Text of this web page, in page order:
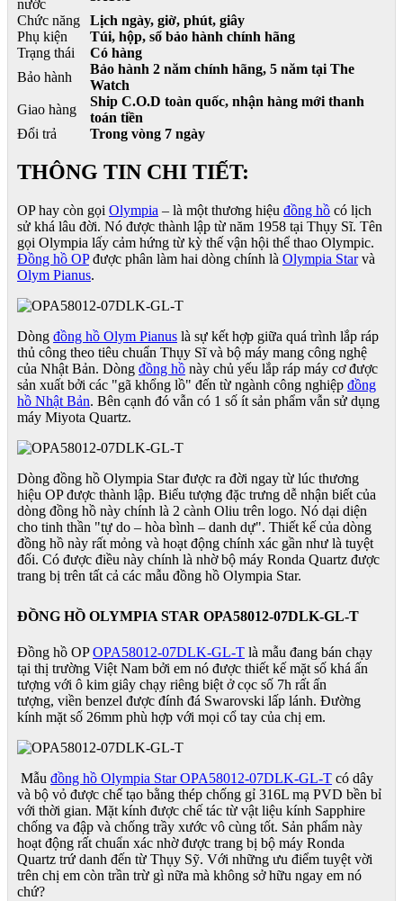
nước
Chức năng
Lịch ngày, giờ, phút, giây
Phụ kiện
Túi, hộp, sổ bảo hành chính hãng
Trạng thái
Có hàng
Bảo hành
Bảo hành 2 năm chính hãng, 5 năm tại The
Watch
Giao hàng
Ship C.O.D toàn quốc, nhận hàng mới thanh
toán tiền
Đổi trả
Trong vòng 7 ngày
THÔNG TIN CHI TIẾT:
OP hay còn gọi Olympia – là một thương hiệu đồng hồ có lịch
sử khá lâu đời. Nó được thành lập từ năm 1958 tại Thụy Sĩ. Tên
gọi Olympia lấy cảm hứng từ kỳ thế vận hội thể thao Olympic.
Đồng hồ OPđược phân làm hai dòng chính là Olympia Starvà
Olym Pianus.
Dòng đồng hồ Olym Pianus là sự kết hợp giữa quá trình lắp ráp
thủ công theo tiêu chuẩn Thụy Sĩ và bộ máy mang công nghệ
của Nhật Bản. Dòng đồng hồ này chủ yếu lắp ráp máy cơ được
sản xuất bởi các "gã khổng lồ" đến từ ngành công nghiệp đồng
hồ Nhật Bản. Bên cạnh đó vẫn có 1 số ít sản phẩm vẫn sử dụng
máy Miyota Quartz.
Dòng đồng hồ Olympia Star được ra đời ngay từ lúc thương
hiệu OP được thành lập. Biểu tượng đặc trưng dễ nhận biết của
dòng đồng hồ này chính là 2 cành Oliu trên logo. Nó dại diện
cho tinh thần "tự do – hòa bình – danh dự". Thiết kế của dòng
đồng hồ này rất mỏng và hoạt động chính xác gần như là tuyệt
đối. Có được điều này chính là nhờ bộ máy Ronda Quartz được
trang bị trên tất cả các mẫu đồng hồ Olympia Star.
ĐỒNG HỒ OLYMPIA STAR OPA58012-07DLK-GL-T
Đồng hồ OPOPA58012-07DLK-GL-T là mẫu đang bán chạy
tại thị trường Việt Nam bởi em nó được thiết kế mặt số khá ấn
tượng với ô kim giây chạy riêng biệt ở cọc số 7h rất ấn
tượng, viền benzel được đính đá Swarovski lấp lánh. Đường
kính mặt số 26mm phù hợp với mọi cổ tay của chị em.
Mẫu đồng hồ Olympia Star OPA58012-07DLK-GL-T có dây
và bộ vỏ được chế tạo bằng thép chống gỉ 316L mạ PVD bền bỉ
với thời gian. Mặt kính được chế tác từ vật liệu kính Sapphire
chống va đập và chống trầy xước vô cùng tốt. Sản phẩm này
hoạt động rất chuẩn xác nhờ được trang bị bộ máy Ronda
Quartz trứ danh đến từ Thụy Sỹ. Với những ưu điểm tuyệt vời
trên chị em còn trần trừ gì nữa mà không sở hữu ngay em nó
chứ?